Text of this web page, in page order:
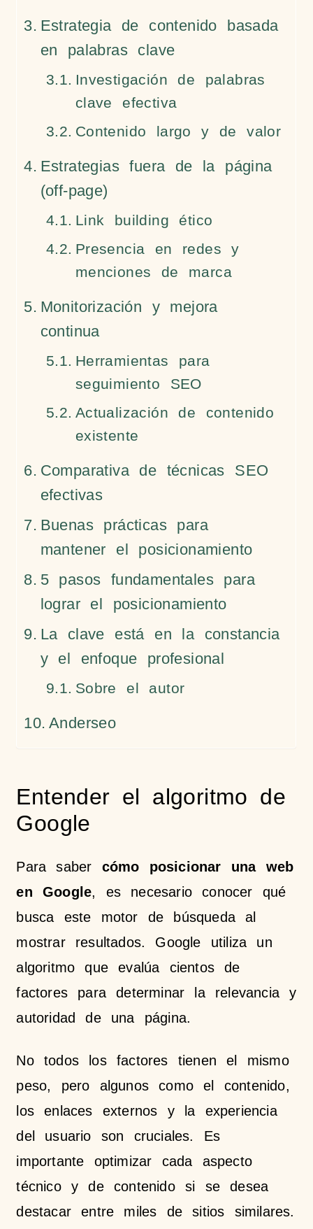
Estrategia de contenido basada
en palabras clave
Investigación de palabras
clave efectiva
Contenido largo y de valor
Estrategias fuera de la página
(off-page)
Link building ético
Presencia en redes y
menciones de marca
Monitorización y mejora
continua
Herramientas para
seguimiento SEO
Actualización de contenido
existente
Comparativa de técnicas SEO
efectivas
Buenas prácticas para
mantener el posicionamiento
5 pasos fundamentales para
lograr el posicionamiento
La clave está en la constancia
y el enfoque profesional
Sobre el autor
Anderseo
Entender el algoritmo de
Google
Para saber cómo posicionar una web
en Google, es necesario conocer qué
busca este motor de búsqueda al
mostrar resultados. Google utiliza un
algoritmo que evalúa cientos de
factores para determinar la relevancia y
autoridad de una página.
No todos los factores tienen el mismo
peso, pero algunos como el contenido,
los enlaces externos y la experiencia
del usuario son cruciales. Es
importante optimizar cada aspecto
técnico y de contenido si se desea
destacar entre miles de sitios similares.